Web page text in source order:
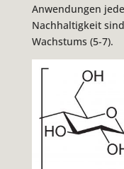
Anwendungen
Nachhaltigkeit
Wachstums (5-7).